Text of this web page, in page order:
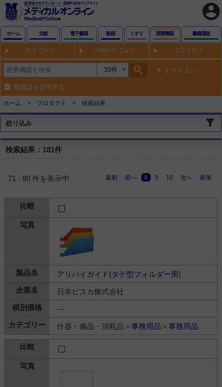
account_circle
ホーム 文献 電子書籍 動画 くすり 医療機器 書籍通販
用途で探す 診療科目で探す 企業で探す
search オプション
類義語を使用する
ホーム プロダクト 検索結果
絞り込み
検索結果：181件
71 - 80 件を表示中 最初 前へ 8 9 10 次へ 最後
アリバイガイド(タテ型フォルダー用)
日本ビスカ株式会社
---
什器・備品・消耗品＞ 事務用品 ＞ 事務用品